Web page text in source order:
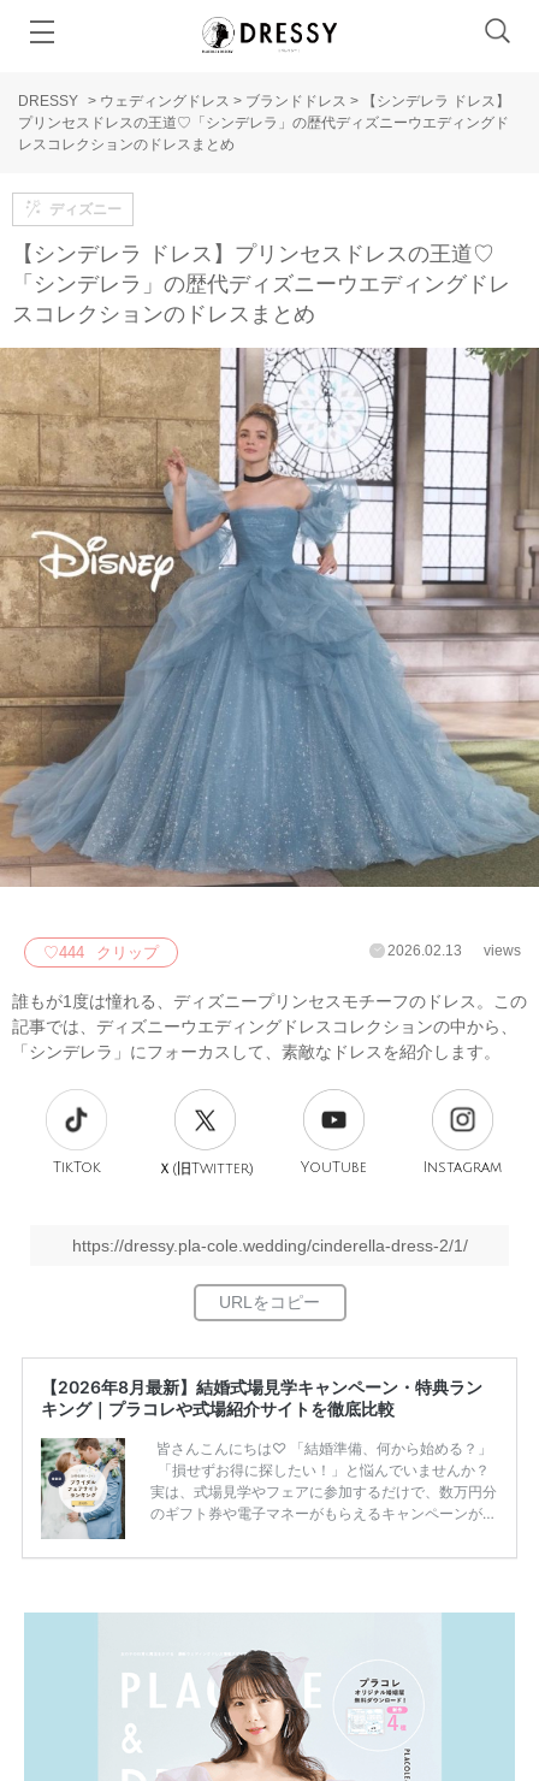
DRESSY > ウェディングドレス > ブランドドレス >
【シンデレラ ドレス】
プリンセスドレスの王道♡「シンデレラ」の歴代ディズニーウエディングド
レスコレクションのドレスまとめ
ディズニー
【シンデレラ ドレス】プリンセスドレスの王道♡
「シンデレラ」の歴代ディズニーウエディングドレ
スコレクションのドレスまとめ
♡444 クリップ 2026.02.13 views
誰もが1度は憧れる、ディズニープリンセスモチーフのドレス。この
記事では、ディズニーウエディングドレスコレクションの中から、
「シンデレラ」にフォーカスして、素敵なドレスを紹介します。
TikTok Ｘ(旧Twitter) YouTube Instagram
https://dressy.pla-cole.wedding/cinderella-dress-2/1/
【2026年8月最新】結婚式場見学キャンペーン・特典ラン
キング｜プラコレや式場紹介サイトを徹底比較
皆さんこんにちは♡ 「結婚準備、何から始める？」
「損せずお得に探したい！」と悩んでいませんか？
実は、式場見学やフェアに参加するだけで、数万円分
のギフト券や電子マネーがもらえるキャンペーンがあ
ため、比較せずに選ぶと損をしてしまうことも……。
一番お得？」「プラコレの特典は？」といった疑問も
解決します。 まずは診断で候補を絞れる「ウェディ
ング診断」か、体験型 […]続きを読む